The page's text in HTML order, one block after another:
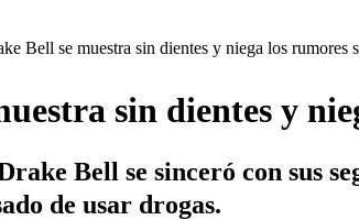
Bell se muestra sin dientes y niega los rumores
sin dientes y
Bell se sinceró con sus
de usar drogas.